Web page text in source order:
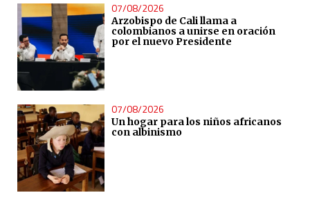
07/08/2026
Arzobispo de Cali llama a
colombianos a unirse en oración
por el nuevo Presidente
07/08/2026
Un hogar para los niños africanos
con albinismo